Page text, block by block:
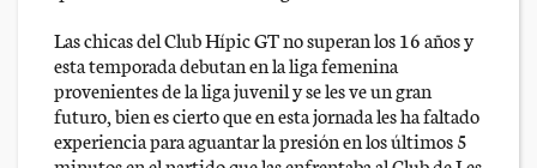
Las chicas del Club Hípic GT no superan los 16 años y
esta temporada debutan en la liga femenina
provenientes de la liga juvenil y se les ve un gran
futuro, bien es cierto que en esta jornada les ha faltado
experiencia para aguantar la presión en los últimos 5